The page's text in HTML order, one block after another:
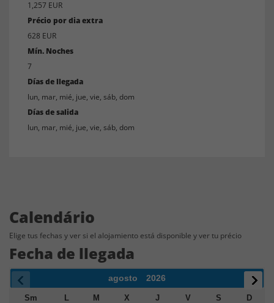
1,257 EUR
Précio por dia extra
628 EUR
Mín. Noches
7
Días de llegada
lun, mar, mié, jue, vie, sáb, dom
Días de salida
lun, mar, mié, jue, vie, sáb, dom
Calendário
Elige tus fechas y ver si el alojamiento está disponible y ver tu précio
Fecha de llegada
agosto 2026
Sm L M X J V S
D